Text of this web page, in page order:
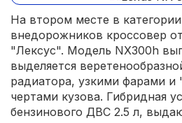
На втором месте в
внедорожников кроссовер
"Лексус". Модель NX300h
выделяется
радиатора, узкими фарами и
чертами кузова. Гибридная
бензинового ДВС 2.5 л,